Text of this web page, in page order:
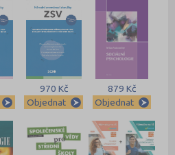
970 Kč
Objednat
879 Kč
Objednat